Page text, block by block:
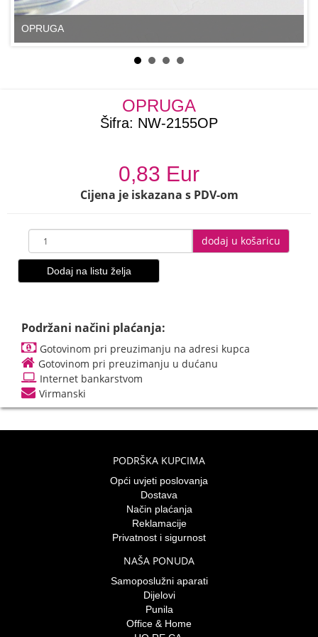
OPRUGA
OPRUGA
Šifra: NW-2155OP
0,83 Eur
Cijena je iskazana s PDV-om
dodaj u košaricu
Dodaj na listu želja
Podržani načini plaćanja:
Gotovinom pri preuzimanju na adresi kupca
Gotovinom pri preuzimanju u dućanu
Internet bankarstvom
Virmanski
PODRŠKA KUPCIMA
Opći uvjeti poslovanja
Dostava
Način plaćanja
Reklamacije
Privatnost i sigurnost
NAŠA PONUDA
Samoposlužni aparati
Dijelovi
Punila
Office & Home